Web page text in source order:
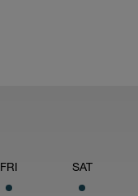
FRI SAT